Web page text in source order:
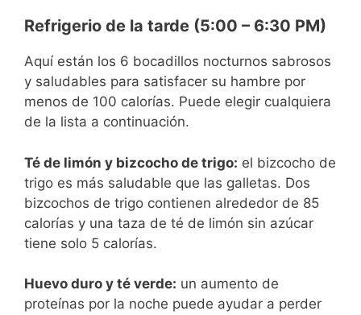
Refrigerio de la tarde (5:00 – 6:30 PM)
Aquí están los 6 bocadillos nocturnos sabrosos
y saludables para satisfacer su hambre por
menos de 100 calorías. Puede elegir cualquiera
de la lista a continuación.
Té de limón y bizcocho de trigo: el bizcocho de
trigo es más saludable que las galletas. Dos
bizcochos de trigo contienen alrededor de 85
calorías y una taza de té de limón sin azúcar
tiene solo 5 calorías.
Huevo duro y té verde: un aumento de
proteínas por la noche puede ayudar a perder